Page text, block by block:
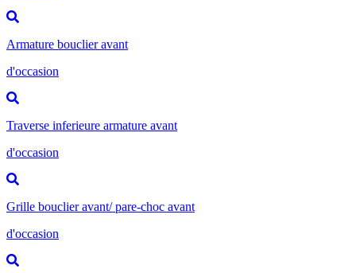
Armature bouclier avant
d'occasion
Traverse inferieure armature avant
d'occasion
Grille bouclier avant/ pare-choc avant
d'occasion